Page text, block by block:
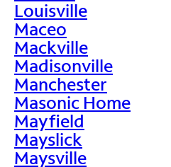
Louisville
Maceo
Mackville
Madisonville
Manchester
Masonic Home
Mayfield
Mayslick
Maysville